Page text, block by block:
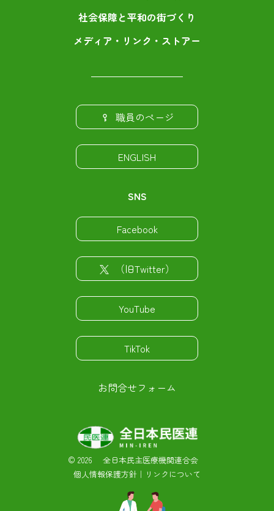
社会保障と平和の街づくり
メディア・リンク・ストアー
職員のページ
ENGLISH
SNS
Facebook
（旧Twitter）
YouTube
TikTok
お問合せフォーム
© 2026 全日本民主医療機関連合会
個人情報保護方針 ｜ リンクについて